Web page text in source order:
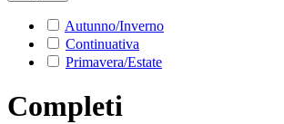
Autunno/Inverno
Continuativa
Primavera/Estate
Completi